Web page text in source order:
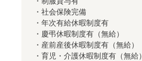
・社会保険完備
・年次有給休暇制度有
・慶弔休暇制度有（無給）
・産前産後休暇制度有（無給）
・育児・介護休暇制度有（無給）